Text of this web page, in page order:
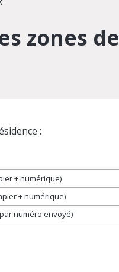
zones
:
+ numérique)
+ numérique)
numéro envoyé)